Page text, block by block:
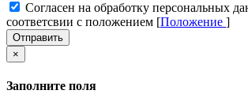
Cогласен на обработку персональных
соответсвии с положением [Положение ]
Отправить
×
Заполните поля